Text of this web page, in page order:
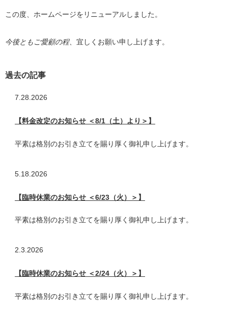
この度、ホームページをリニューアルしました。
今後ともご愛顧の程、 宜しくお願い申し上げます。
過去の記事
7.28 2026
【料金改定のお知らせ ＜8/1（土）より＞】
平素は格別のお引き立てを賜り厚く御礼申し上げます。
5.18 2026
【臨時休業のお知らせ ＜6/23（火）＞】
平素は格別のお引き立てを賜り厚く御礼申し上げます。
2.3 2026
【臨時休業のお知らせ ＜2/24（火）＞】
平素は格別のお引き立てを賜り厚く御礼申し上げます。